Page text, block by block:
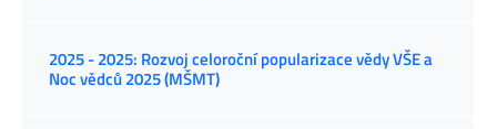
2025 - 2025: Rozvoj celoroční popularizace vědy VŠE a
Noc vědců 2025 (MŠMT)